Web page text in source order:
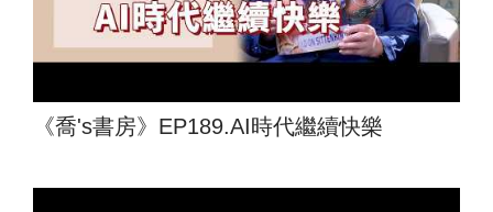
《喬's書房》EP189.AI時代繼續快樂